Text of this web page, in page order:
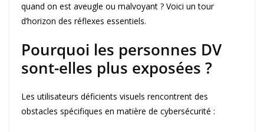
quand on est aveugle ou malvoyant ? Voici un tour
d’horizon des réflexes essentiels.
Pourquoi les personnes DV
sont-elles plus exposées ?
Les utilisateurs déficients visuels rencontrent des
obstacles spécifiques en matière de cybersécurité :